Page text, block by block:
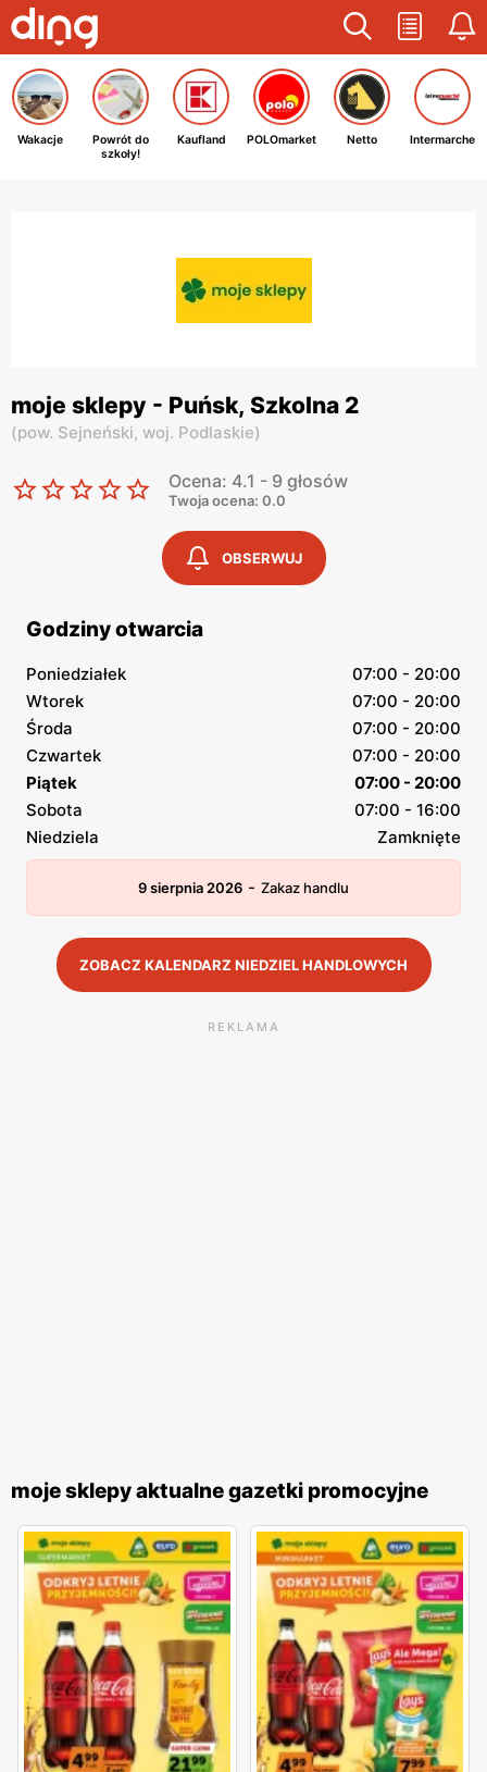
Wakacje
Powrót do
szkoły!
Kaufland POLOmarket Netto Intermarche
moje sklepy - Puńsk, Szkolna 2
(pow. Sejneński, woj. Podlaskie)
Ocena: 4.1 - 9 głosów
Twoja ocena: 0.0
OBSERWUJ
Godziny otwarcia
Poniedziałek
07:00 - 20:00
Wtorek
07:00 - 20:00
Środa
07:00 - 20:00
Czwartek
07:00 - 20:00
Piątek
07:00 - 20:00
Sobota
07:00 - 16:00
Niedziela
Zamknięte
9 sierpnia 2026 - Zakaz handlu
ZOBACZ KALENDARZ NIEDZIEL HANDLOWYCH
REKLAMA
moje sklepy aktualne gazetki promocyjne